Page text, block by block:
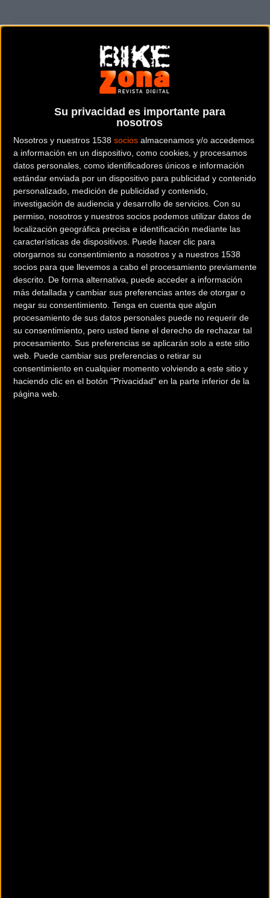
Su privacidad es importante para
nosotros
Nosotros y nuestros 1538 socios almacenamos y/o accedemos
a información en un dispositivo, como cookies, y procesamos
datos personales, como identificadores únicos e información
estándar enviada por un dispositivo para publicidad y contenido
personalizado, medición de publicidad y contenido,
investigación de audiencia y desarrollo de servicios. Con su
permiso, nosotros y nuestros socios podemos utilizar datos de
localización geográfica precisa e identificación mediante las
características de dispositivos. Puede hacer clic para
otorgarnos su consentimiento a nosotros y a nuestros 1538
socios para que llevemos a cabo el procesamiento previamente
descrito. De forma alternativa, puede acceder a información
más detallada y cambiar sus preferencias antes de otorgar o
negar su consentimiento. Tenga en cuenta que algún
procesamiento de sus datos personales puede no requerir de
su consentimiento, pero usted tiene el derecho de rechazar tal
procesamiento. Sus preferencias se aplicarán solo a este sitio
web. Puede cambiar sus preferencias o retirar su
consentimiento en cualquier momento volviendo a este sitio y
haciendo clic en el botón "Privacidad" en la parte inferior de la
página web.
Noticia deciclismopublicada ellunes, 05 de octubre de 2015a
en la sección deCarretera
El ciclista Ivan Basso ha decidido poner punto y final a su carrera
deportiva. Así lo ha comunicado su equipo actual el Tinkoff-Saxo
quien también ha aclarado que seguirá en la estructura de la
escuadra realizando otras labores.
Tras superar el cáncer de testículo que se le diagnosticó durante el